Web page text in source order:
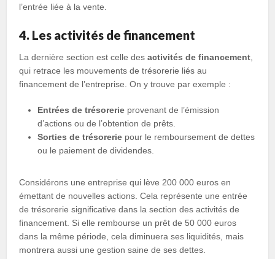
l’entrée liée à la vente.
4. Les activités de financement
La dernière section est celle desactivités de financement
qui retrace les mouvements de trésorerie liés au
financement de l’entreprise. On y trouve par exemple :
Entrées de trésorerie provenant de l’émission
d’actions ou de l’obtention de prêts.
Sorties de trésorerie pour le remboursement de dettes
ou le paiement de dividendes.
Considérons une entreprise qui lève 200 000 euros en
émettant de nouvelles actions. Cela représente une entrée
de trésorerie significative dans la section des activités de
financement. Si elle rembourse un prêt de 50 000 euros
dans la même période, cela diminuera ses liquidités, mais
montrera aussi une gestion saine de ses dettes.